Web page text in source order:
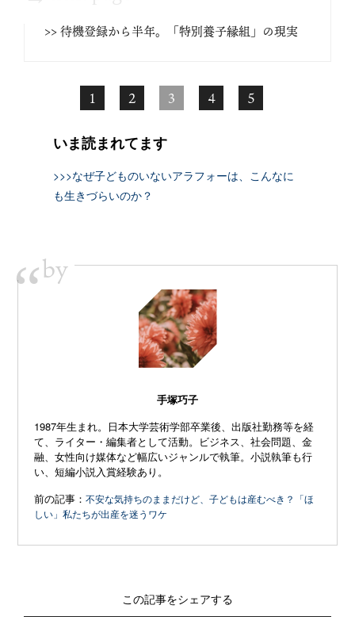
>> 待機登録から半年。「特別養子縁組」の現実
1 2 3 4 5
いま読まれてます
>>>なぜ子どものいないアラフォーは、こんなに
も生きづらいのか？
“by
手塚巧子
1987年生まれ。日本大学芸術学部卒業後、出版社勤務等を経
て、ライター・編集者として活動。ビジネス、社会問題、金
融、女性向け媒体など幅広いジャンルで執筆。小説執筆も行
い、短編小説入賞経験あり。
前の記事：不安な気持ちのままだけど、子どもは産むべき？「ほ
しい」私たちが出産を迷うワケ
この記事をシェアする